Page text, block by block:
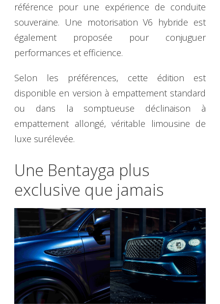
référence pour une expérience de conduite
souveraine. Une motorisation V6 hybride est
également proposée pour conjuguer
performances et efficience.
Selon les préférences, cette édition est
disponible en version à empattement standard
ou dans la somptueuse déclinaison à
empattement allongé, véritable limousine de
luxe surélevée.
Une Bentayga plus
exclusive que jamais